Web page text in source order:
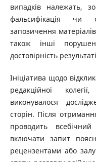
випадків належать,
фальсифікація чи
запозичення
також інші
достовірність
Ініціатива щодо
редакційної
виконувалося
сторін. Після
проводить
включати запит
рецензентами або